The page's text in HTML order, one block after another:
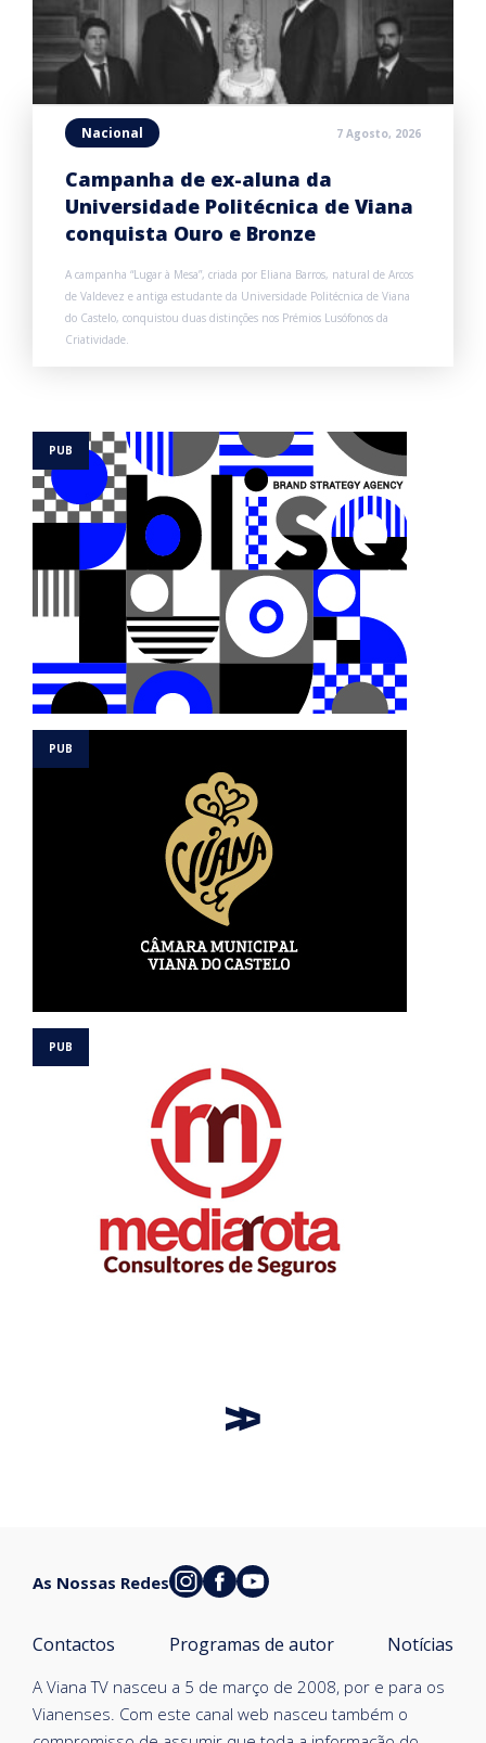
Nacional 7 Agosto, 2026
Campanha de ex-aluna da
Universidade Politécnica de Viana
conquista Ouro e Bronze
A campanha “Lugar à Mesa”, criada por Eliana Barros, natural de Arcos
de Valdevez e antiga estudante da Universidade Politécnica de Viana
do Castelo, conquistou duas distinções nos Prémios Lusófonos da
Criatividade.
A Viana TV nasceu a 5 de março de 2008, por e para os
Vianenses. Com este canal web nasceu também o
Contactos Programas de autor Notícias
As Nossas Redes